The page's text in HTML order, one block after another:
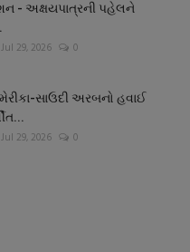
- અક્ષયપાત્રની પહેલને
Jul 29, 2026 0
સાઉદી અરબનો હવાઈ
Jul 29, 2026 0